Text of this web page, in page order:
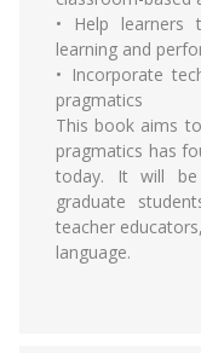
• Help learners
learning and
• Incorporate
pragmatics
This book aims
pragmatics has
today. It will
graduate
teacher
language.